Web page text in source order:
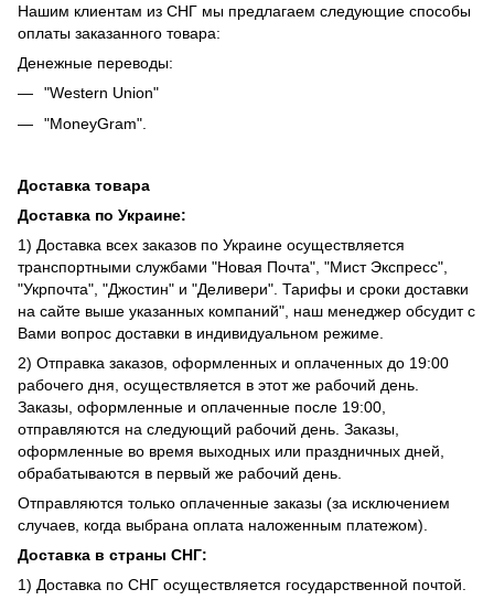
Нашим клиентам из СНГ мы предлагаем следующие способы
оплаты заказанного товара:
Денежные переводы:
"Western Union"
"MoneyGram".
Доставка товара
Доставка по Украине:
1) Доставка всех заказов по Украине осуществляется
транспортными службами "Новая Почта", "Мист Экспресс",
"Укрпочта", "Джостин" и "Деливери". Тарифы и сроки доставки
на сайте выше указанных компаний", наш менеджер обсудит с
Вами вопрос доставки в индивидуальном режиме.
2) Отправка заказов, оформленных и оплаченных до 19:00
рабочего дня, осуществляется в этот же рабочий день.
Заказы, оформленные и оплаченные после 19:00,
отправляются на следующий рабочий день. Заказы,
оформленные во время выходных или праздничных дней,
обрабатываются в первый же рабочий день.
Отправляются только оплаченные заказы (за исключением
случаев, когда выбрана оплата наложенным платежом).
Доставка в страны СНГ:
1) Доставка по СНГ осуществляется государственной почтой.